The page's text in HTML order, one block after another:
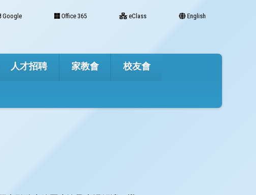
Google Office 365 eClass English
人才招聘 家教會 校友會